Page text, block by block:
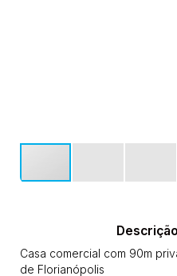
Casa comercial com 90m
de Florianópolis